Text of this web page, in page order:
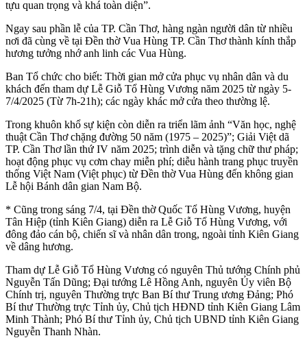
tựu quan trọng và khá toàn diện”.
Ngay sau phần lễ của TP. Cần Thơ, hàng ngàn người dân từ nhiều
nơi đã cùng về tại Đền thờ Vua Hùng TP. Cần Thơ thành kính thắp
hương tưởng nhớ anh linh các Vua Hùng.
Ban Tổ chức cho biết: Thời gian mở cửa phục vụ nhân dân và du
khách đến tham dự Lễ Giỗ Tổ Hùng Vương năm 2025 từ ngày 5-
7/4/2025 (Từ 7h-21h); các ngày khác mở cửa theo thường lệ.
Trong khuôn khổ sự kiện còn diễn ra triển lãm ảnh “Văn học, nghệ
thuật Cần Thơ chặng đường 50 năm (1975 – 2025)”; Giải Việt dã
TP. Cần Thơ lần thứ IV năm 2025; trình diễn và tặng chữ thư pháp;
hoạt động phục vụ cơm chay miễn phí; diễu hành trang phục truyền
thống Việt Nam (Việt phục) từ Đền thờ Vua Hùng đến không gian
Lễ hội Bánh dân gian Nam Bộ.
* Cũng trong sáng 7/4, tại Đền thờ Quốc Tổ Hùng Vương, huyện
Tân Hiệp (tỉnh Kiên Giang) diễn ra Lễ Giỗ Tổ Hùng Vương, với
đông đảo cán bộ, chiến sĩ và nhân dân trong, ngoài tỉnh Kiên Giang
về dâng hương.
Tham dự Lễ Giỗ Tổ Hùng Vương có nguyên Thủ tướng Chính phủ
Nguyễn Tấn Dũng; Đại tướng Lê Hồng Anh, nguyên Ủy viên Bộ
Chính trị, nguyên Thường trực Ban Bí thư Trung ương Đảng; Phó
Bí thư Thường trực Tỉnh ủy, Chủ tịch HĐND tỉnh Kiên Giang Lâm
Minh Thành; Phó Bí thư Tỉnh ủy, Chủ tịch UBND tỉnh Kiên Giang
Nguyễn Thanh Nhàn.